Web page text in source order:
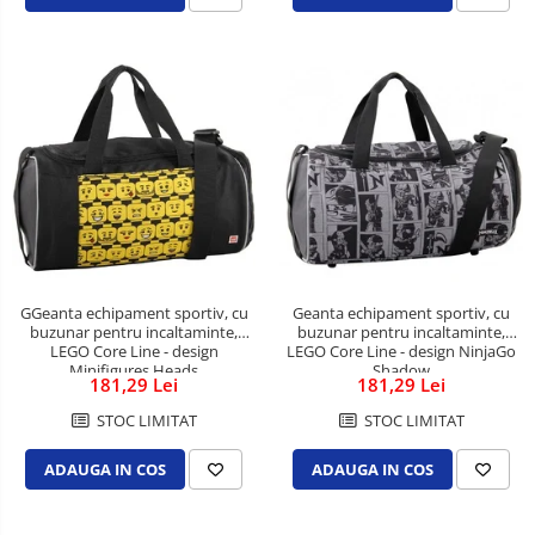
Pixuri fara mecanism
Rezerve pixuri
Rollere
Stilouri si rezerve
Textmarkere
Accesorii pentru table
Display-uri de prezentare si afisare
Ecusoane si accesorii
Flipcharturi si accesorii
Focus touch
Hartie flipchart
Panouri, suporturi si aviziere
GGeanta echipament sportiv, cu
buzunar pentru incaltaminte,
LEGO Core Line - design
Minifigures Heads
181,29 Lei
STOC LIMITAT
ADAUGA IN COS
Geanta echipament sportiv, cu
buzunar pentru incaltaminte,
LEGO Core Line - design NinjaGo
Shadow
181,29 Lei
STOC LIMITAT
ADAUGA IN COS